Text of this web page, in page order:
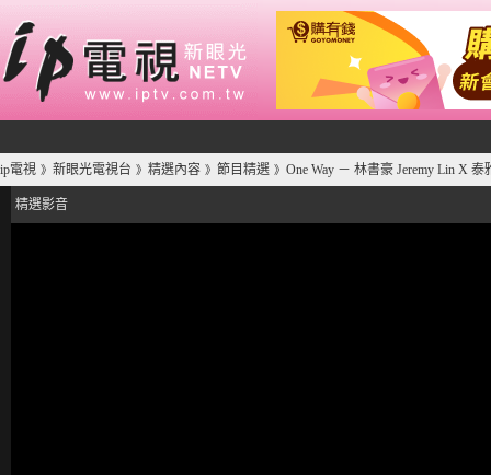
ip電視 》 新眼光電視台 》 精選內容 》 節目精選 》 One Way － 林書豪 Jeremy Lin X
精選影音